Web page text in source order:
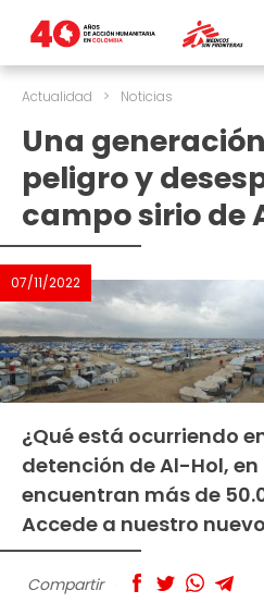
Actualidad > Noticias
Una
peligro y
campo sirio de
07/11/2022
¿Qué está ocurriendo
detención de Al-Hol, en
encuentran más de
Accede a nuestro
Compartir